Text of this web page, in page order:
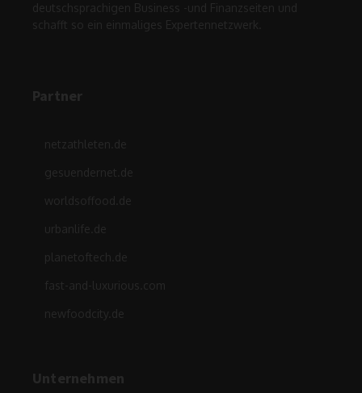
deutschsprachigen Business -und Finanzseiten und
schafft so ein einmaliges Expertennetzwerk.
Partner
netzathleten.de
gesuendernet.de
worldsoffood.de
urbanlife.de
planetoftech.de
fast-and-luxurious.com
newfoodcity.de
Unternehmen